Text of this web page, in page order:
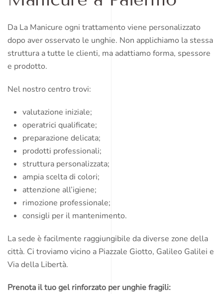
Da La Manicure ogni trattamento viene personalizzato
dopo aver osservato le unghie. Non applichiamo la stessa
struttura a tutte le clienti, ma adattiamo forma, spessore
e prodotto.
Nel nostro centro trovi:
valutazione iniziale;
operatrici qualificate;
preparazione delicata;
prodotti professionali;
struttura personalizzata;
ampia scelta di colori;
attenzione all’igiene;
rimozione professionale;
consigli per il mantenimento.
La sede è facilmente raggiungibile da diverse zone della
città. Ci troviamo vicino a Piazzale Giotto, Galileo Galilei e
Via della Libertà.
Prenota il tuo gel rinforzato per unghie fragili: